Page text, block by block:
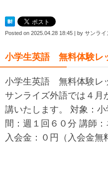
Posted on 2025.04.28 18:45 | by サンライ
小学生英語 無料体験レ
小学生英語 無料体験レ
サンライズ外語では４月
講いたします。 対象：
間：週１回６０分 講師
入会金：０円（入会金